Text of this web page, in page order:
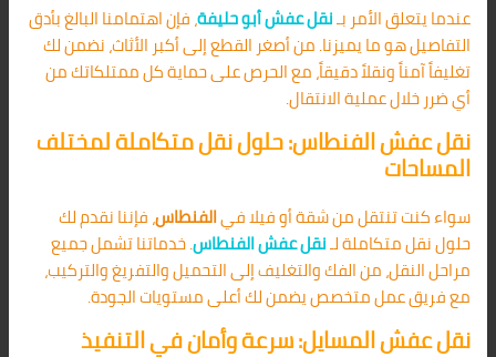
عندما يتعلق الأمر بـنقل عفش أبو حليفة، فإن اهتمامنا البالغ بأدق
التفاصيل هو ما يميزنا. من أصغر القطع إلى أكبر الأثاث، نضمن لك
تغليفاً آمناً ونقلاً دقيقاً، مع الحرص على حماية كل ممتلكاتك من
أي ضرر خلال عملية الانتقال.
نقل عفش الفنطاس: حلول نقل متكاملة لمختلف
المساحات
سواء كنت تنتقل من شقة أو فيلا فيالفنطاس، فإننا نقدم لك
حلول نقل متكاملة لـنقل عفش الفنطاس. خدماتنا تشمل جميع
مراحل النقل، من الفك والتغليف إلى التحميل والتفريغ والتركيب،
مع فريق عمل متخصص يضمن لك أعلى مستويات الجودة.
نقل عفش المسايل: سرعة وأمان في التنفيذ